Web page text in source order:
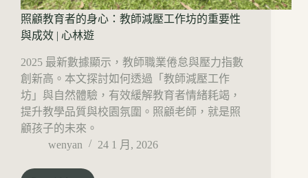
照顧教育者的身心：教師減壓工作坊的重要性
與成效 | 心林遊
2025 最新數據顯示，教師職業倦怠與壓力指數
創新高。本文探討如何透過「教師減壓工作
坊」與自然體驗，有效緩解教育者情緒耗竭，
提升教學品質與校園氛圍。照顧老師，就是照
顧孩子的未來。
wenyan
24 1 月, 2026